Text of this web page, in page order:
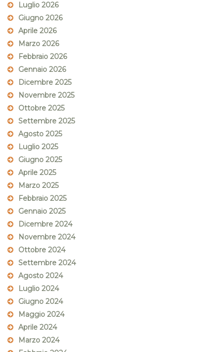
Luglio 2026
Giugno 2026
Aprile 2026
Marzo 2026
Febbraio 2026
Gennaio 2026
Dicembre 2025
Novembre 2025
Ottobre 2025
Settembre 2025
Agosto 2025
Luglio 2025
Giugno 2025
Aprile 2025
Marzo 2025
Febbraio 2025
Gennaio 2025
Dicembre 2024
Novembre 2024
Ottobre 2024
Settembre 2024
Agosto 2024
Luglio 2024
Giugno 2024
Maggio 2024
Aprile 2024
Marzo 2024